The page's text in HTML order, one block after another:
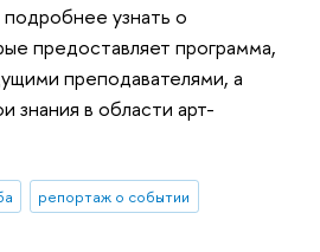
узнать о
предоставляет программа,
преподавателями, а
знания в области арт-
репортаж о событии